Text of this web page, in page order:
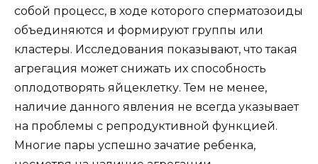
собой процесс, в ходе которого сперматозоиды
объединяются и формируют группы или
кластеры. Исследования показывают, что такая
агрегация может снижать их способность
оплодотворять яйцеклетку. Тем не менее,
наличие данного явления не всегда указывает
на проблемы с репродуктивной функцией.
Многие пары успешно зачатие ребенка,